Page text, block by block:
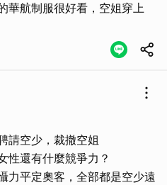
華航制服很好看，空姐穿上
請空少，裁撤空姐
性還有什麼競爭力？
力平定奧客，全部都是空少遠